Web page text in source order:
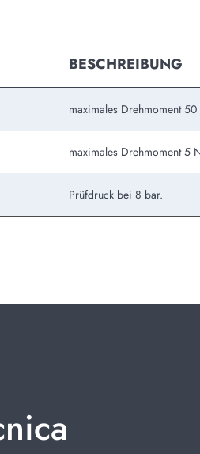
BESCHREIBUNG
maximales Drehmoment
maximales Drehmoment 5
Prüfdruck bei 8 bar.